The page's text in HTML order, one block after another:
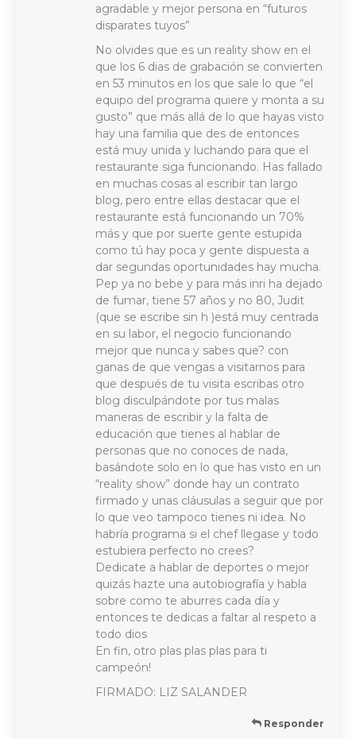
agradable y mejor persona en “futuros
disparates tuyos”
No olvides que es un reality show en el
que los 6 dias de grabación se convierten
en 53 minutos en los que sale lo que “el
equipo del programa quiere y monta a su
gusto” que más allá de lo que hayas visto
hay una familia que des de entonces
está muy unida y luchando para que el
restaurante siga funcionando. Has fallado
en muchas cosas al escribir tan largo
blog, pero entre ellas destacar que el
restaurante está funcionando un 70%
más y que por suerte gente estupida
como tú hay poca y gente dispuesta a
dar segundas oportunidades hay mucha.
Pep ya no bebe y para más inri ha dejado
de fumar, tiene 57 años y no 80, Judit
(que se escribe sin h )está muy centrada
en su labor, el negocio funcionando
mejor que nunca y sabes que? con
ganas de que vengas a visitarnos para
que después de tu visita escribas otro
blog disculpándote por tus malas
maneras de escribir y la falta de
educación que tienes al hablar de
personas que no conoces de nada,
basándote solo en lo que has visto en un
“reality show” donde hay un contrato
firmado y unas cláusulas a seguir que por
lo que veo tampoco tienes ni idea. No
habría programa si el chef llegase y todo
estubiera perfecto no crees?
Dedicate a hablar de deportes o mejor
quizás hazte una autobiografía y habla
sobre como te aburres cada día y
entonces te dedicas a faltar al respeto a
todo dios
En fin, otro plas plas plas para ti
campeón!
FIRMADO: LIZ SALANDER
Responder